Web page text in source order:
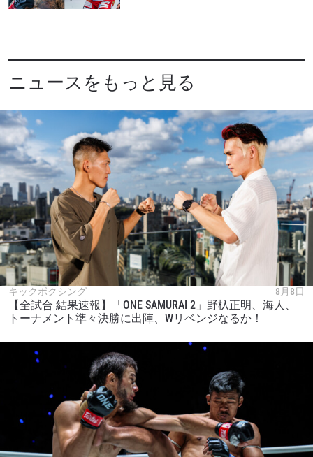
ニュースをもっと見る
キックボクシング 8月8日
【全試合 結果速報】「ONE SAMURAI 2」野杁正明、海人、
トーナメント準々決勝に出陣、Wリベンジなるか！